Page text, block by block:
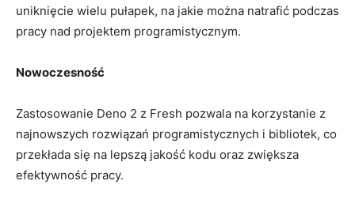
uniknięcie‍ wielu​ pułapek, na jakie można natrafić podczas
pracy nad projektem programistycznym.
Nowoczesność
Zastosowanie ‌Deno 2 z Fresh pozwala na korzystanie z
najnowszych rozwiązań programistycznych i bibliotek, co
przekłada się na lepszą jakość kodu oraz ⁢zwiększa‍
efektywność pracy.